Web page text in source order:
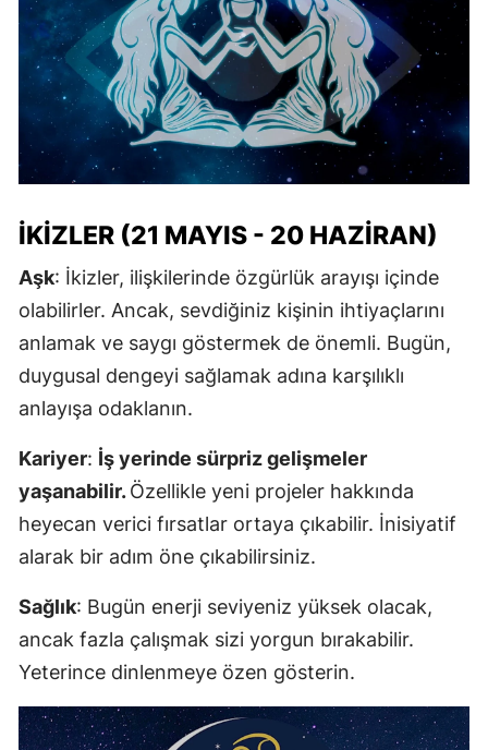
İKIZLER (21 MAYIS - 20 HAZIRAN)
Aşk: İkizler, ilişkilerinde özgürlük arayışı içinde
olabilirler. Ancak, sevdiğiniz kişinin ihtiyaçlarını
anlamak ve saygı göstermek de önemli. Bugün,
duygusal dengeyi sağlamak adına karşılıklı
anlayışa odaklanın.
Kariyer: İş yerinde sürpriz gelişmeler
yaşanabilir.Özellikle yeni projeler hakkında
heyecan verici fırsatlar ortaya çıkabilir. İnisiyatif
alarak bir adım öne çıkabilirsiniz.
Sağlık: Bugün enerji seviyeniz yüksek olacak,
ancak fazla çalışmak sizi yorgun bırakabilir.
Yeterince dinlenmeye özen gösterin.